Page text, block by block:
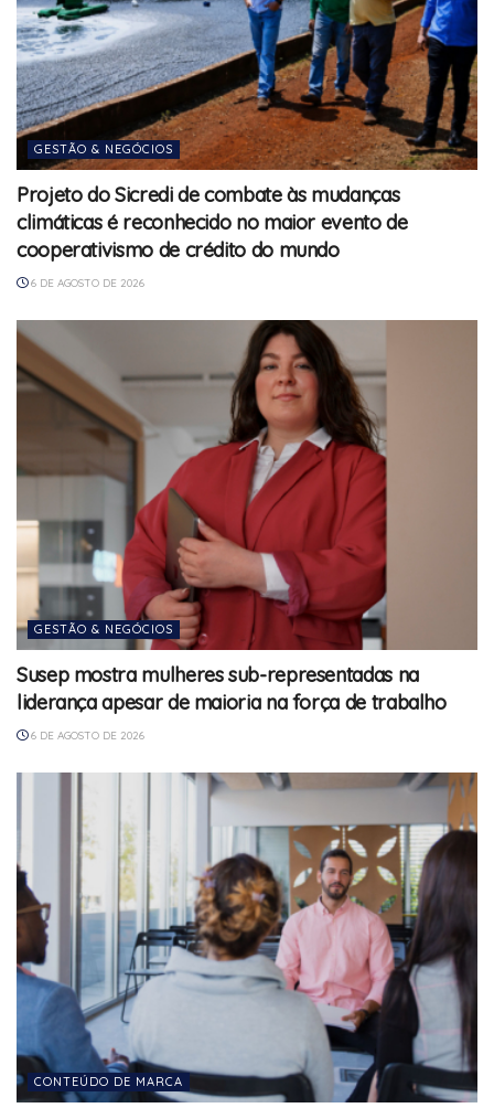
GESTÃO & NEGÓCIOS
Projeto do Sicredi de combate às mudanças
climáticas é reconhecido no maior evento de
cooperativismo de crédito do mundo
6 DE AGOSTO DE 2026
GESTÃO & NEGÓCIOS
Susep mostra mulheres sub-representadas na
liderança apesar de maioria na força de trabalho
6 DE AGOSTO DE 2026
CONTEÚDO DE MARCA